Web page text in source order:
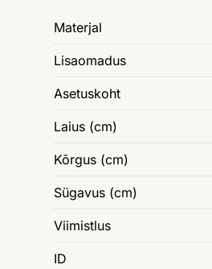
Materjal
Lisaomadus
Asetuskoht
Laius (cm)
Kõrgus (cm)
Sügavus (cm)
Viimistlus
ID